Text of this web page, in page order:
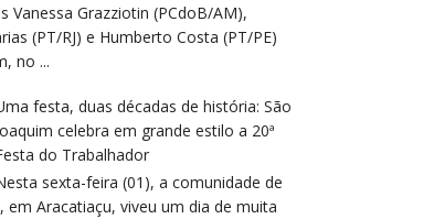
Vanessa Grazziotin (PCdoB/AM),
(PT/RJ) e Humberto Costa (PT/PE)
no ...
festa, duas décadas de história: São
celebra em grande estilo a 20ª
do Trabalhador
sexta-feira (01), a comunidade de
em Aracatiaçu, viveu um dia de muita